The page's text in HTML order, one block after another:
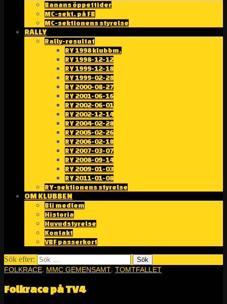
Banans öppettider
MC-sekt. på FB
MC-sektionens styrelse
RALLY
Rally-resultat
RY 1998 klubbm.
RY 1998-12-12
RY 1999-12-18
RY 1999-02-28
RY 2000-08-27
RY 2001-06-16
RY 2002-06-01
RY 2002-12-14
RY 2004-02-28
RY 2005-02-26
RY 2006-02-18
RY 2007-03-07
RY 2008-09-14
RY 2009-01-03
RY 2011-01-08
RY-sektionens styrelse
OM KLUBBEN
Bli medlem
Historia
Huvudstyrelse
Kontakt
VBF passerkort
Sök efter:
FOLKRACE, MMC GEMENSAMT, TOMTFALLET
Folkrace på TV4